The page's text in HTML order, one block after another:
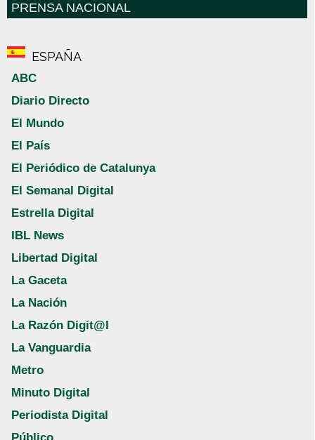
PRENSA NACIONAL
ESPAÑA
ABC
Diario Directo
El Mundo
El País
El Periódico de Catalunya
El Semanal Digital
Estrella Digital
IBL News
Libertad Digital
La Gaceta
La Nación
La Razón Digit@l
La Vanguardia
Metro
Minuto Digital
Periodista Digital